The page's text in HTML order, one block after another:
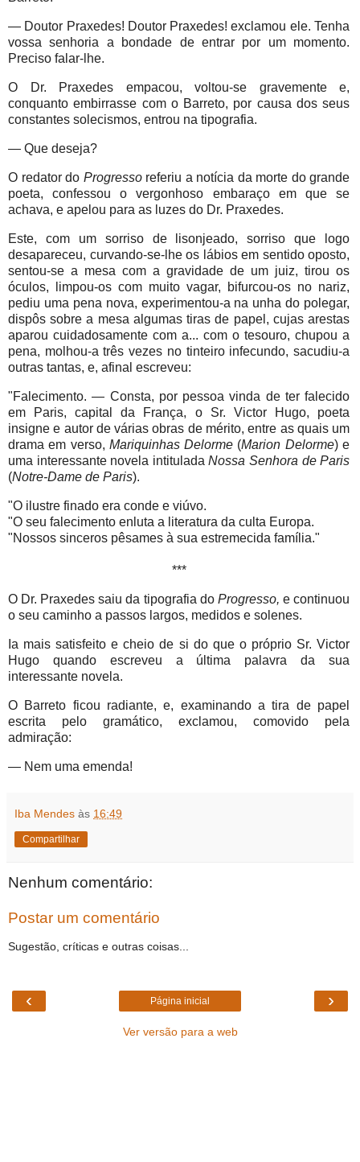
— Doutor Praxedes! Doutor Praxedes! exclamou ele. Tenha
vossa senhoria a bondade de entrar por um momento.
Preciso falar-lhe.
O Dr. Praxedes empacou, voltou-se gravemente e,
conquanto embirrasse com o Barreto, por causa dos seus
constantes solecismos, entrou na tipografia.
— Que deseja?
O redator do Progresso referiu a notícia da morte do grande
poeta, confessou o vergonhoso embaraço em que se
achava, e apelou para as luzes do Dr. Praxedes.
Este, com um sorriso de lisonjeado, sorriso que logo
desapareceu, curvando-se-lhe os lábios em sentido oposto,
sentou-se a mesa com a gravidade de um juiz, tirou os
óculos, limpou-os com muito vagar, bifurcou-os no nariz,
pediu uma pena nova, experimentou-a na unha do polegar,
dispôs sobre a mesa algumas tiras de papel, cujas arestas
aparou cuidadosamente com a... com o tesouro, chupou a
pena, molhou-a três vezes no tinteiro infecundo, sacudiu-a
outras tantas, e, afinal escreveu:
"Falecimento. — Consta, por pessoa vinda de ter falecido
em Paris, capital da França, o Sr. Victor Hugo, poeta
insigne e autor de várias obras de mérito, entre as quais um
drama em verso, Mariquinhas Delorme (Marion Delorme) e
uma interessante novela intituladaNossa Senhora de Paris
(Notre-Dame de Paris).
"O ilustre finado era conde e viúvo.
"O seu falecimento enluta a literatura da culta Europa.
"Nossos sinceros pêsames à sua estremecida família."
***
O Dr. Praxedes saiu da tipografia do Progresso, e continuou
o seu caminho a passos largos, medidos e solenes.
Ia mais satisfeito e cheio de si do que o próprio Sr. Victor
Hugo quando escreveu a última palavra da sua
interessante novela.
O Barreto ficou radiante, e, examinando a tira de papel
escrita pelo gramático, exclamou, comovido pela
admiração:
— Nem uma emenda!
Iba Mendes às 16:49
Compartilhar
Nenhum comentário:
Postar um comentário
Sugestão, críticas e outras coisas...
‹ ›
Página inicial
Ver versão para a web